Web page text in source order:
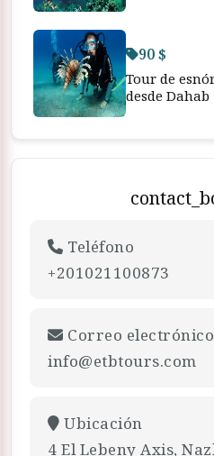
90 $
Tour de
desde Dahab
Teléfono
+201021100873
Correo electrónico
info@etbtours.com
Ubicación
4 El Lebeny Axis,